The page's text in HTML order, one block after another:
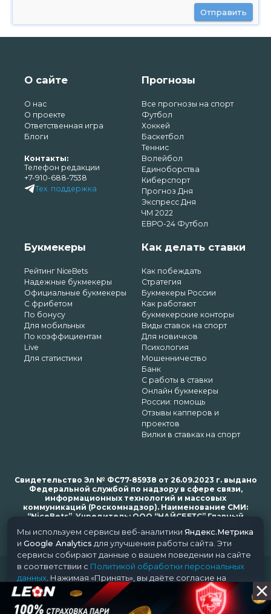
Отправить
О сайте
О нас
О проекте
Ответственная игра
Блоги
Контакты:
Телефон редакции
+7-910-688-7538
Тех. поддержка
Прогнозы
Все прогнозы на спорт
Футбол
Хоккей
Баскетбол
Теннис
Волейбол
Единоборства
Киберспорт
Прогноз Дня
Экспресс Дня
ЧМ 2022
ЕВРО-24 Футбол
Букмекеры
Рейтинг NiceBets
Надежные букмекеры
Официальные букмекеры
С фрибетом
По бонусу
Для мобильных
По коэффициентам
Live
Для статистики
Как делать ставки
Как побеждать
Стратегия
Букмекеры России
Как работают
букмекерские конторы
Виды ставок на спорт
Для новичков
Психология
Мошенничество
Банк
С работы в ставки
Онлайн букмекеры
России: помощь
Отзывы капперов и
проектов
Вилки в ставках на спорт
Свидетельство Эл № ФС77-85938 от 26.09.2023 г. выдано
Федеральной службой по надзору в сфере связи,
информационных технологий и массовых
коммуникаций (Роскомнадзор). Наименование СМИ:
“NiceBets”. Учредитель: ООО “НАЙСБЕТС” Главный
bets.ru
© 2018-2024 NiceBets. 18+
Мы используем сервисы веб-аналитики Яндекс.Метрика
и Google Analytics для улучшения работы сайта. Эти
сервисы собирают данные о вашем поведении на сайте
в соответствии с Политикой обработки персональных
данных . Нажимая «Принять», вы даёте согласие на
обработку ваших данных этими сервисами.